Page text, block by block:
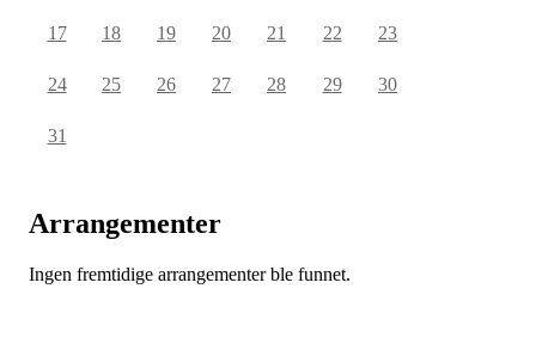
17 18 19 20 21 22 23
24 25 26 27 28 29 30
31
Arrangementer
Ingen fremtidige arrangementer ble funnet.